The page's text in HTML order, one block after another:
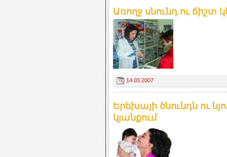
Առողջ սնունդ ու
14.03.2007
Երեխայի ծնունդն ու
կյանքում